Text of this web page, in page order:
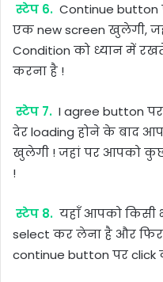
स्टेप 6. Continue
एक new screen खुलेगी,
Condition को ध्यान में
करना है !
स्टेप 7. I agree button
देर loading होने के बाद
खुलेगी ! जहां पर आपको कुछ
!
स्टेप 8. यहाँ आपको किसी
select कर लेना है और
continue button पर click